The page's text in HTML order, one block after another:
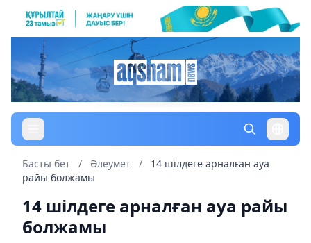
Басты бет / Әлеумет /
14 шілдеге арналған ауа
райы болжамы
14 шілдеге арналған ауа райы
болжамы